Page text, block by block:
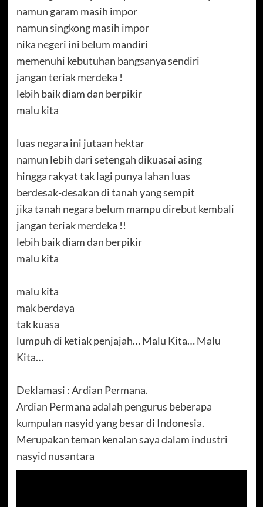
namun garam masih impor
namun singkong masih impor
nika negeri ini belum mandiri
memenuhi kebutuhan bangsanya sendiri
jangan teriak merdeka !
lebih baik diam dan berpikir
malu kita
luas negara ini jutaan hektar
namun lebih dari setengah dikuasai asing
hingga rakyat tak lagi punya lahan luas
berdesak-desakan di tanah yang sempit
jika tanah negara belum mampu direbut kembali
jangan teriak merdeka !!
lebih baik diam dan berpikir
malu kita
malu kita
mak berdaya
tak kuasa
lumpuh di ketiak penjajah… Malu Kita… Malu
Kita…
Deklamasi : Ardian Permana.
Ardian Permana adalah pengurus beberapa
kumpulan nasyid yang besar di Indonesia.
Merupakan teman kenalan saya dalam industri
nasyid nusantara